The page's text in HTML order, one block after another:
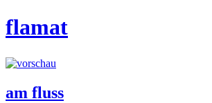
flamat
am fluss